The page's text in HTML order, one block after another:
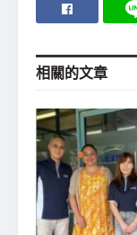
相關的文章